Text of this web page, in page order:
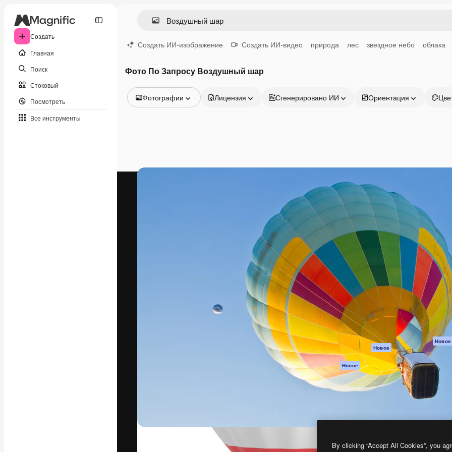
Создать
Главная
Поиск
Стоковый
Посмотреть
Все инструменты
Создать ИИ-изображение Создать ИИ-видео природа лес звездное небо облака
Фото По Запросу Воздушный шар
Фотографии
Видео
Лицензия Сгенерировано ИИ Ориентация
Креативная платформа для создания
ваших лучших работ. Более 1 миллиона
подписчиков среди креаторов,
предприятий, агентств и студий.
Продукция
Spaces
ИИ-помощник
Генератор
изображений ИИ
Генератор видео
ИИ
Генератор голоса
на основе ИИ
Стоковый контент
MCP для
Claude/ChatGPT
Новое
Агенты Новое
API
Мобильное
Magnific
Начать
Academy
Документация по
Пакету ИИ
Служба
поддержки
Условия и
положения
Политика
Оригиналы Новое
Политика файлов
cookie
Центр доверия
Партнеры
Предприятие
By clicking “Accept All Cookies”, you